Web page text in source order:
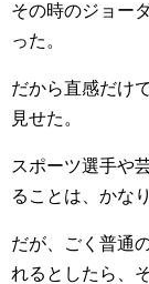
その時のジョー
った。
だから直感だけ
見せた。
スポーツ選手や
ることは、かな
だが、ごく普通
れるとしたら、